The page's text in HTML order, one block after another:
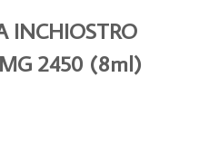
INCHIOSTRO
2450 (8ml)